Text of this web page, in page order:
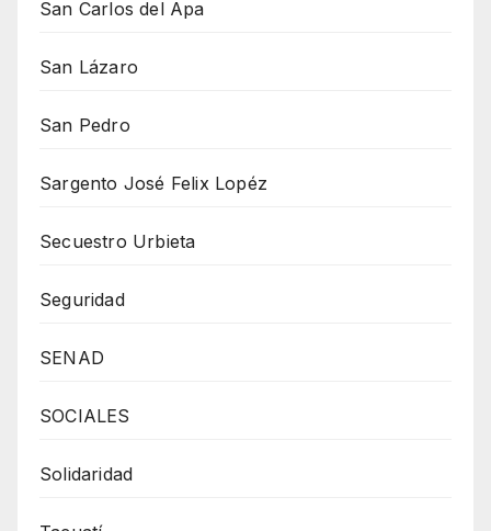
San Carlos del Apa
San Lázaro
San Pedro
Sargento José Felix Lopéz
Secuestro Urbieta
Seguridad
SENAD
SOCIALES
Solidaridad